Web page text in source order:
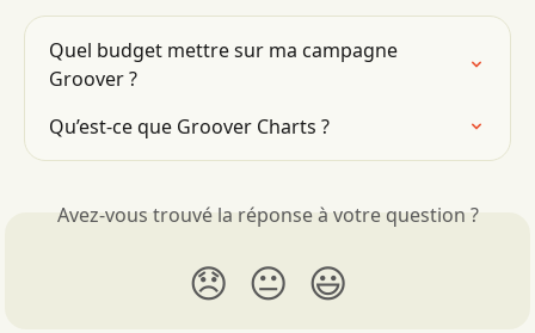
Quel budget mettre sur ma campagne
Groover ?
Qu’est-ce que Groover Charts ?
Avez-vous trouvé la réponse à votre question ?
😞 😐 😃